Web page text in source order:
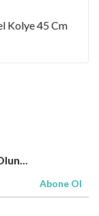
Kolye 45 Cm
Abone Ol